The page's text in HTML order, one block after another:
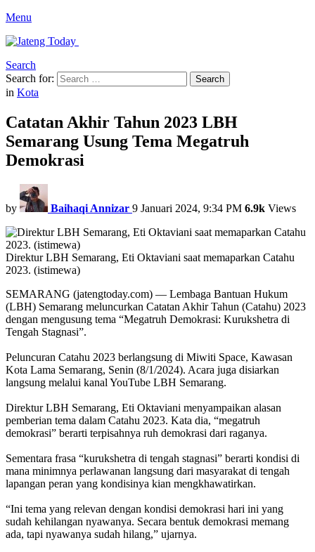
Menu
Search
Search for:
Search
in Kota
Catatan Akhir Tahun 2023 LBH
Semarang Usung Tema Megatruh
Demokrasi
by Baihaqi Annizar 9 Januari 2024, 9:34 PM 6.9k Views
Direktur LBH Semarang, Eti Oktaviani saat memaparkan Catahu
2023. (istimewa)
SEMARANG (jatengtoday.com) — Lembaga Bantuan Hukum
(LBH) Semarang meluncurkan Catatan Akhir Tahun (Catahu) 2023
dengan mengusung tema “Megatruh Demokrasi: Kurukshetra di
Tengah Stagnasi”.
Peluncuran Catahu 2023 berlangsung di Miwiti Space, Kawasan
Kota Lama Semarang, Senin (8/1/2024). Acara juga disiarkan
langsung melalui kanal YouTube LBH Semarang.
Direktur LBH Semarang, Eti Oktaviani menyampaikan alasan
pemberian tema dalam Catahu 2023. Kata dia, “megatruh
demokrasi” berarti terpisahnya ruh demokrasi dari raganya.
Sementara frasa “kurukshetra di tengah stagnasi” berarti kondisi di
mana minimnya perlawanan langsung dari masyarakat di tengah
lapangan peran yang kondisinya kian mengkhawatirkan.
“Ini tema yang relevan dengan kondisi demokrasi hari ini yang
sudah kehilangan nyawanya. Secara bentuk demokrasi memang
ada, tapi nyawanya sudah hilang,” ujarnya.